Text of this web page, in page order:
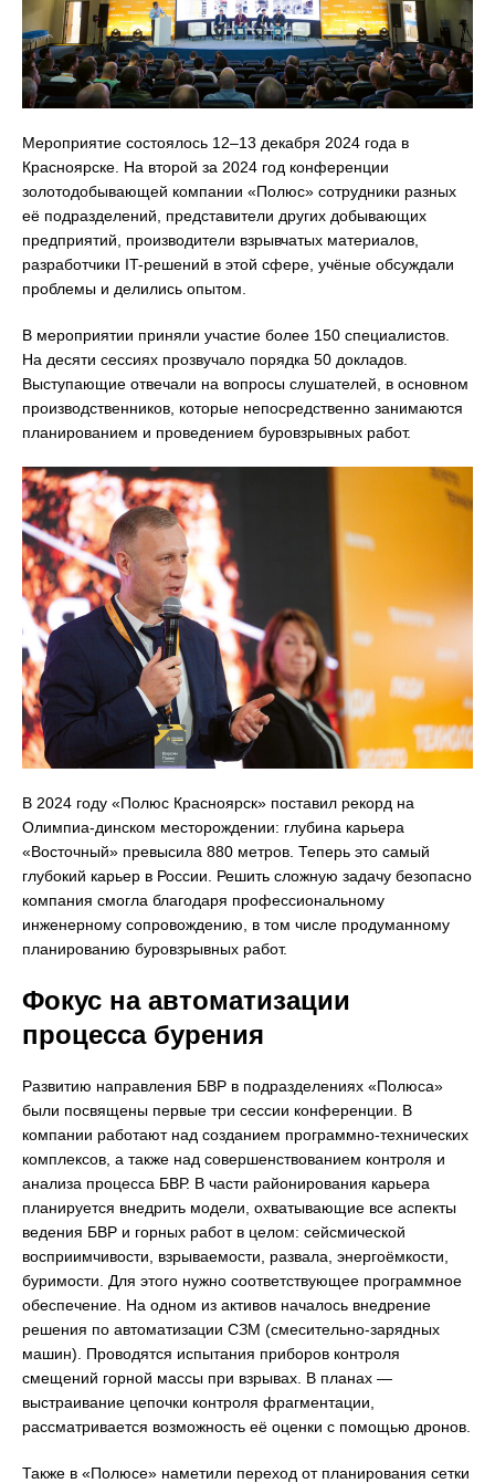
Мероприятие состоялось 12–13 декабря 2024 года в
Красноярске. На второй за 2024 год конференции
золотодобывающей компании «Полюс» сотрудники разных
её подразделений, представители других добывающих
предприятий, производители взрывчатых материалов,
разработчики IT-решений в этой сфере, учёные обсуждали
проблемы и делились опытом.
В мероприятии приняли участие более 150 специалистов.
На десяти сессиях прозвучало порядка 50 докладов.
Выступающие отвечали на вопросы слушателей, в основном
производственников, которые непосредственно занимаются
планированием и проведением буровзрывных работ.
В 2024 году «Полюс Красноярск» поставил рекорд на
Олимпиа-динском месторождении: глубина карьера
«Восточный» превысила 880 метров. Теперь это самый
глубокий карьер в России. Решить сложную задачу безопасно
компания смогла благодаря профессиональному
инженерному сопровождению, в том числе продуманному
планированию буровзрывных работ.
Фокус на автоматизации
процесса бурения
Развитию направления БВР в подразделениях «Полюса»
были посвящены первые три сессии конференции. В
компании работают над созданием программно-технических
комплексов, а также над совершенствованием контроля и
анализа процесса БВР. В части районирования карьера
планируется внедрить модели, охватывающие все аспекты
ведения БВР и горных работ в целом: сейсмической
восприимчивости, взрываемости, развала, энергоёмкости,
буримости. Для этого нужно соответствующее программное
обеспечение. На одном из активов началось внедрение
решения по автоматизации СЗМ (смесительно-зарядных
машин). Проводятся испытания приборов контроля
смещений горной массы при взрывах. В планах —
выстраивание цепочки контроля фрагментации,
рассматривается возможность её оценки с помощью дронов.
Также в «Полюсе» наметили переход от планирования сетки